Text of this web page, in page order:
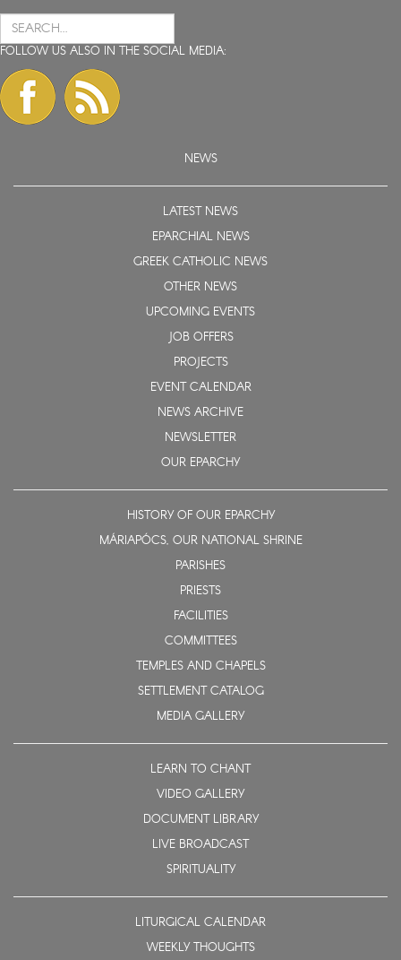
FOLLOW US ALSO IN THE SOCIAL MEDIA:
NEWS
LATEST NEWS
EPARCHIAL NEWS
GREEK CATHOLIC NEWS
OTHER NEWS
UPCOMING EVENTS
JOB OFFERS
PROJECTS
EVENT CALENDAR
NEWS ARCHIVE
NEWSLETTER
OUR EPARCHY
HISTORY OF OUR EPARCHY
MÁRIAPÓCS, OUR NATIONAL SHRINE
PARISHES
PRIESTS
FACILITIES
COMMITTEES
TEMPLES AND CHAPELS
SETTLEMENT CATALOG
MEDIA GALLERY
LEARN TO CHANT
VIDEO GALLERY
DOCUMENT LIBRARY
LIVE BROADCAST
SPIRITUALITY
LITURGICAL CALENDAR
WEEKLY THOUGHTS